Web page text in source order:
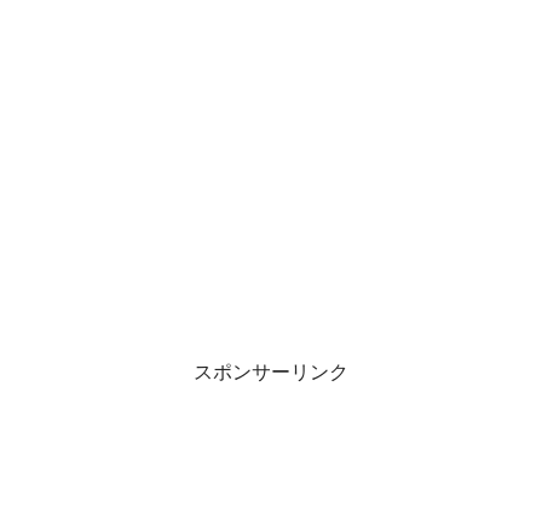
スポンサーリンク